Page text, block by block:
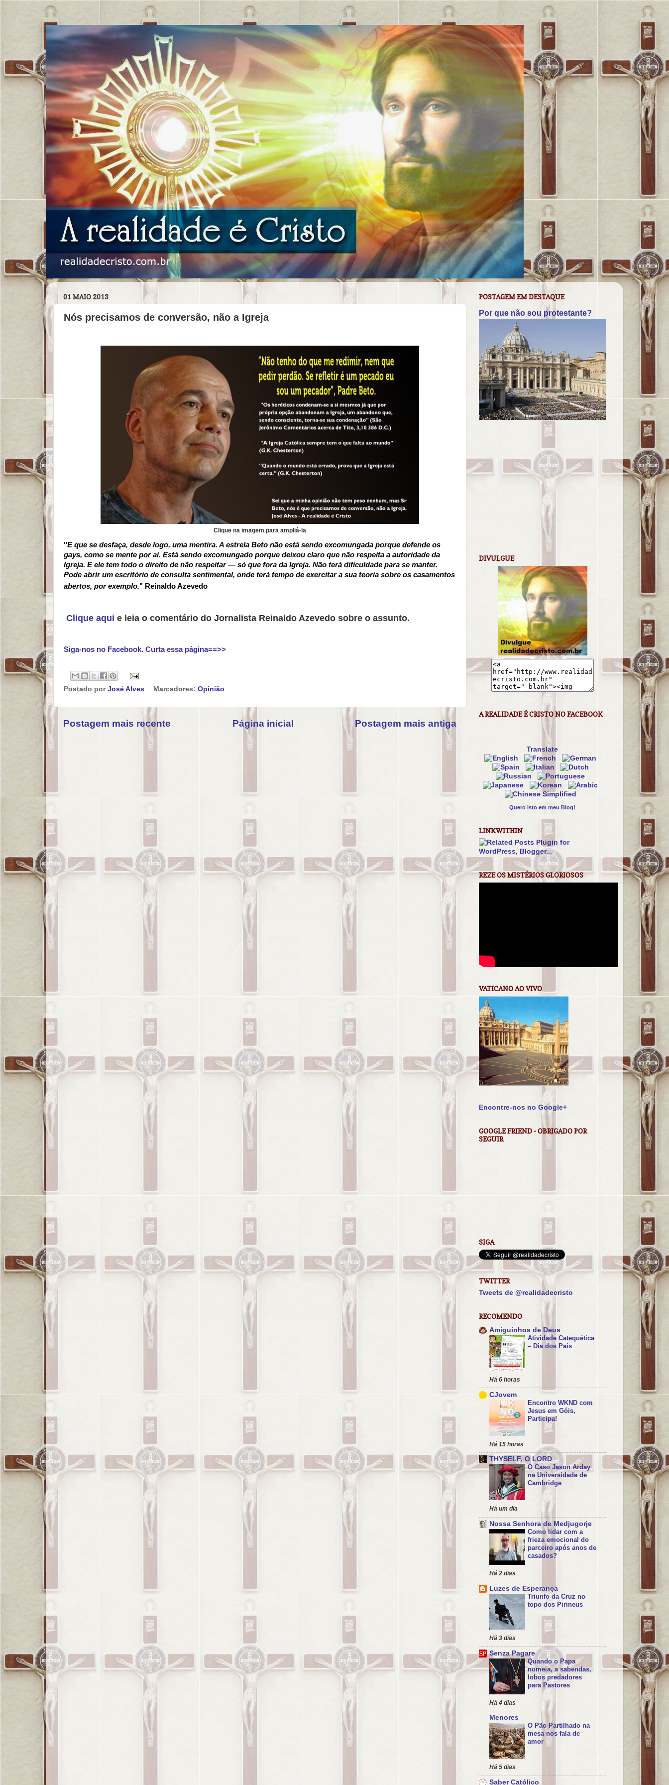
01 MAIO 2013
Nós precisamos de conversão, não a Igreja
Clique na imagem para ampliá-la
"E que se desfaça, desde logo, uma mentira. A estrela Beto não está sendo excomungada porque defende os
gays, como se mente por aí. Está sendo excomungado porque deixou claro que não respeita a autoridade da
Igreja. E ele tem todo o direito de não respeitar — só que fora da Igreja. Não terá dificuldade para se manter.
Pode abrir um escritório de consulta sentimental, onde terá tempo de exercitar a sua teoria sobre os casamentos
abertos, por exemplo." Reinaldo Azevedo
Clique aqui e leia o comentário do Jornalista Reinaldo Azevedo sobre o assunto.
Siga-nos no Facebook. Curta essa página==>>
Postado por José Alves Marcadores: Opinião
Postagem mais recente Postagem mais antiga
Página inicial
POSTAGEM EM DESTAQUE
Por que não sou protestante?
DIVULGUE
A REALIDADE É CRISTO NO FACEBOOK
Translate
Quero isto em meu Blog!
LINKWITHIN
REZE OS MISTÉRIOS GLORIOSOS
VATICANO AO VIVO
Encontre-nos no Google+
GOOGLE FRIEND - OBRIGADO POR
SEGUIR
SIGA
TWITTER
Tweets de @realidadecristo
RECOMENDO
Amiguinhos de Deus
Atividade Catequética
– Dia dos Pais
Há 6 horas
CJovem
Encontro WKND com
Jesus em Góis,
Participa!
Há 15 horas
THYSELF, O LORD
O Caso Jason Arday
na Universidade de
Cambridge
Há um dia
Nossa Senhora de Medjugorje
Como lidar com a
frieza emocional do
parceiro após anos de
casados?
Há 2 dias
Luzes de Esperança
Triunfo da Cruz no
topo dos Pirineus
Há 3 dias
Senza Pagare
Quando o Papa
nomeia, a sabendas,
lobos predadores
para Pastores
Há 4 dias
Menores
O Pão Partilhado na
mesa nos fala de
amor
Há 5 dias
Saber Católico